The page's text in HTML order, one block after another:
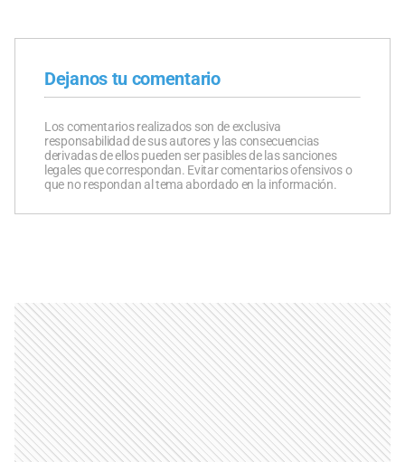
Dejanos tu comentario
Los comentarios realizados son de exclusiva
responsabilidad de sus autores y las consecuencias
derivadas de ellos pueden ser pasibles de las sanciones
legales que correspondan. Evitar comentarios ofensivos o
que no respondan al tema abordado en la información.